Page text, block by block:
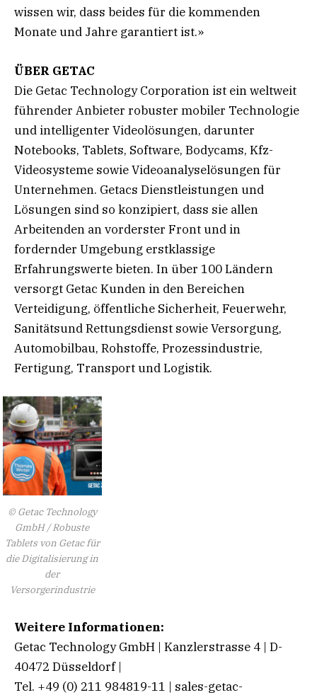
wissen wir, dass beides für die kommenden
Monate und Jahre garantiert ist.»
ÜBER GETAC
Die Getac Technology Corporation ist ein weltweit
führender Anbieter robuster mobiler Technologie
und intelligenter Videolösungen, darunter
Notebooks, Tablets, Software, Bodycams, Kfz-
Videosysteme sowie Videoanalyselösungen für
Unternehmen. Getacs Dienstleistungen und
Lösungen sind so konzipiert, dass sie allen
Arbeitenden an vorderster Front und in
fordernder Umgebung erstklassige
Erfahrungswerte bieten. In über 100 Ländern
versorgt Getac Kunden in den Bereichen
Verteidigung, öffentliche Sicherheit, Feuerwehr,
Sanitätsund Rettungsdienst sowie Versorgung,
Automobilbau, Rohstoffe, Prozessindustrie,
Fertigung, Transport und Logistik.
© Getac Technology
GmbH / Robuste
Tablets von Getac für
die Digitalisierung in
der
Versorgerindustrie
Weitere Informationen:
Getac Technology GmbH | Kanzlerstrasse 4 | D-
40472 Düsseldorf |
Tel. +49 (0) 211 984819-11 | sales-getac-